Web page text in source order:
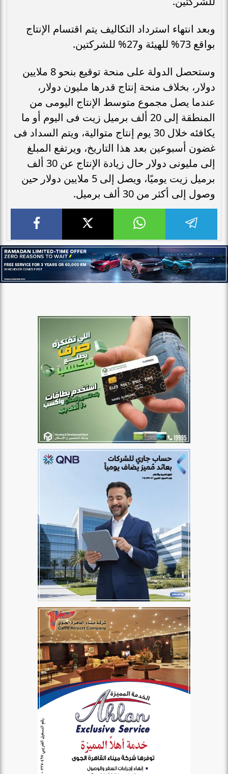
وبعد انتهاء استرداد التكاليف يتم اقتسام الإنتاج
بواقع 73% للهيئة و27% للشركتين.
وستحصل الدولة على منحة توقيع بنحو 8 ملايين
دولار، بخلاف منحة إنتاج قدرها مليون دولار،
عندما يصل مجموع متوسط الإنتاج اليومى من
المنطقة إلى 20 ألف برميل زيت فى اليوم أو ما
يكافئه خلال 30 يوم إنتاج متوالية، ويتم السداد فى
غضون أسبوعين بعد هذا التاريخ، ويرتفع المبلغ
إلى مليونى دولار حال زيادة الإنتاج عن 30 ألف
برميل زيت يوميًا، ويصل إلى 5 ملايين دولار حين
وصول إلى أكثر من 30 ألف برميل.